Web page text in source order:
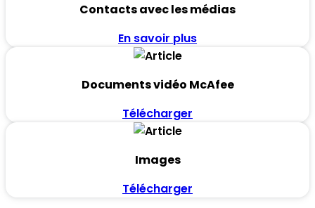
Contacts avec les médias
En savoir plus
Documents vidéo McAfee
Télécharger
Images
Télécharger